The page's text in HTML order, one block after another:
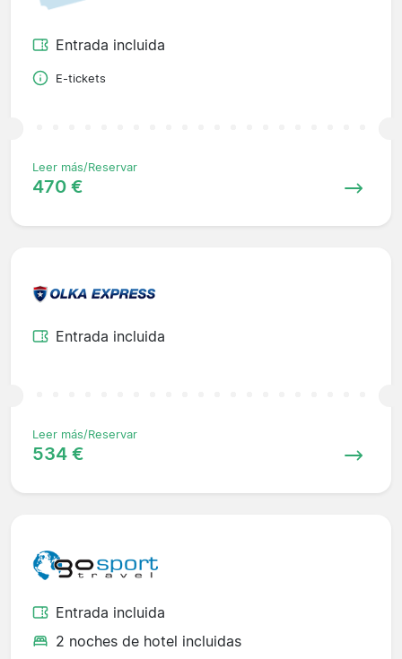
Entrada incluida
E-tickets
Leer más/Reservar
470 €
Entrada incluida
Leer más/Reservar
534 €
Entrada incluida
2 noches de hotel incluidas